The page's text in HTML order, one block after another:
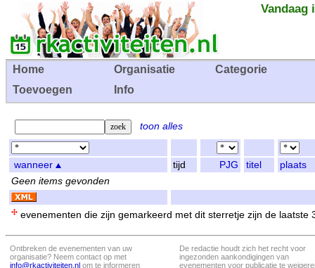
Vandaag
Home Organisatie
Categorie
Toevoegen
Info
toon alles
wanneer tijd PJG titel
plaats
Geen items gevonden
evenementen die zijn gemarkeerd met dit sterretje zijn de laatste
Ontbreken de evenementen van uw
organisatie? Neem contact op met
info@rkactiviteiten.nl om te informeren
De redactie houdt zich het recht voor
ingezonden aankondigingen van
evenementen voor publicatie te